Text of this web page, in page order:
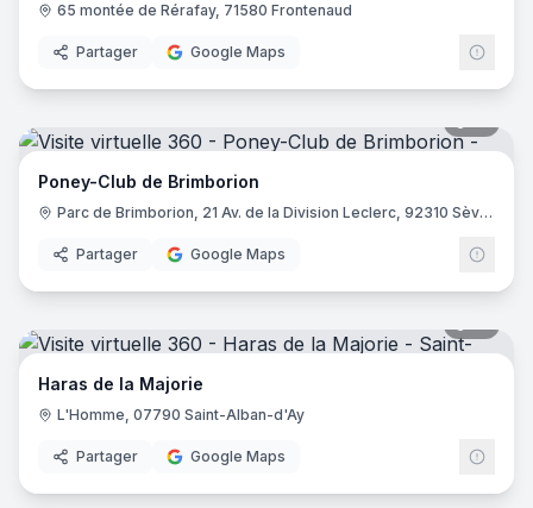
65 montée de Rérafay, 71580 Frontenaud
Partager Google Maps
Poney-Club de Brimborion
Parc de Brimborion, 21 Av. de la Division Leclerc, 92310 Sèvres
Partager Google Maps
Haras de la Majorie
L'Homme, 07790 Saint-Alban-d'Ay
Partager Google Maps
9